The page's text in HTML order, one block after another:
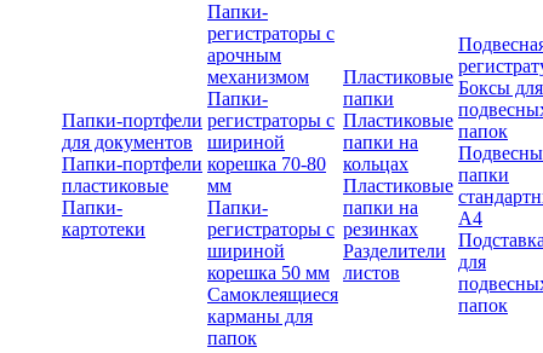
Папки-портфели
для документов
Папки-портфели
пластиковые
Папки-
картотеки
Папки-
регистраторы с
арочным
механизмом
Папки-
регистраторы с
шириной
корешка 70-80
мм
Папки-
регистраторы с
шириной
корешка 50 мм
Самоклеящиеся
карманы для
папок
Пластиковые
папки
Пластиковые
папки на
кольцах
Пластиковые
папки на
резинках
Разделители
листов
Боксы для
папок
папки
А4
для
папок